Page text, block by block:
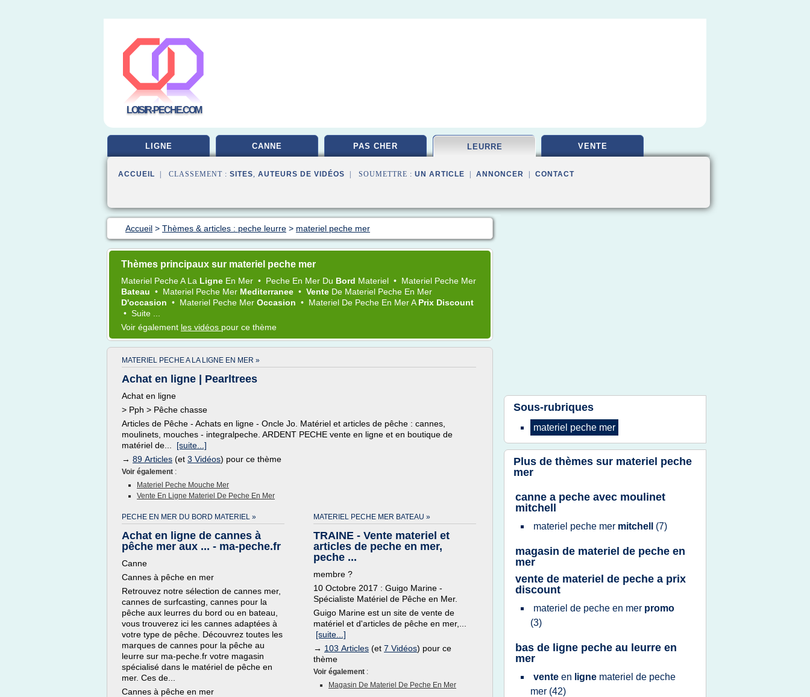
LOISIR-PECHE.COM
LIGNE CANNE PAS CHER LEURRE VENTE
ACCUEIL | CLASSEMENT : SITES, AUTEURS DE VIDÉOS | SOUMETTRE : UN ARTICLE ANNONCER CONTACT
Accueil > Thèmes & articles : peche leurre > materiel peche mer
Thèmes principaux sur materiel peche mer
Materiel PecheA La Ligne En Mer • Peche En Mer Du Bord Materiel • Materiel Peche Mer
Bateau • Materiel Peche Mer Mediterranee • Vente De Materiel Peche En Mer
D'occasion • Materiel Peche Mer Occasion • Materiel De Peche En MerA Prix Discount
• Suite ...
Voir également les vidéos pour ce thème
MATERIEL PECHE A LA LIGNE EN MER »
Achat en ligne | Pearltrees
Achat en ligne
> Pph > Pêche chasse
Articles de Pêche - Achats en ligne - Oncle Jo. Matériel et articles de pêche : cannes,
moulinets, mouches - integralpeche. ARDENT PECHE vente en ligne et en boutique de
matériel de... [suite...]
→ 89 Articles (et 3 Vidéos) pour ce thème
Voir également :
Materiel Peche Mouche Mer
Vente En Ligne Materiel De Peche En Mer
PECHE EN MER DU BORD MATERIEL »
Achat en ligne de cannes à
pêche mer aux ... - ma-peche.fr
Canne
Cannes à pêche en mer
Retrouvez notre sélection de cannes mer,
cannes de surfcasting, cannes pour la
pêche aux leurres du bord ou en bateau,
vous trouverez ici les cannes adaptées à
votre type de pêche. Découvrez toutes les
marques de cannes pour la pêche au
leurre sur ma-peche.fr votre magasin
spécialisé dans le matériel de pêche en
mer. Ces de...
Cannes à pêche en mer
MATERIEL PECHE MER BATEAU »
TRAINE - Vente materiel et
articles de peche en mer,
peche ...
membre ?
10 Octobre 2017 : Guigo Marine -
Spécialiste Matériel de Pêche en Mer.
Guigo Marine est un site de vente de
matériel et d'articles de pêche en mer,...
[suite...]
→ 103 Articles (et 7 Vidéos) pour ce
thème
Voir également :
Magasin De Materiel De Peche En Mer
Sous-rubriques
materiel peche mer
Plus de thèmes sur materiel peche
mer
canne a peche avec moulinet
mitchell
materiel peche mer mitchell (7)
magasin de materiel de peche en
mer
vente de materiel de peche a prix
discount
materiel de peche en mer promo
(3)
bas de ligne peche au leurre en
mer
vente en ligne materiel de peche
mer (42)